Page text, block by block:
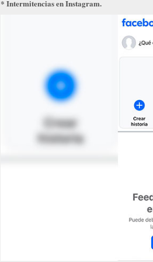
* Intermitencias en Instagram.